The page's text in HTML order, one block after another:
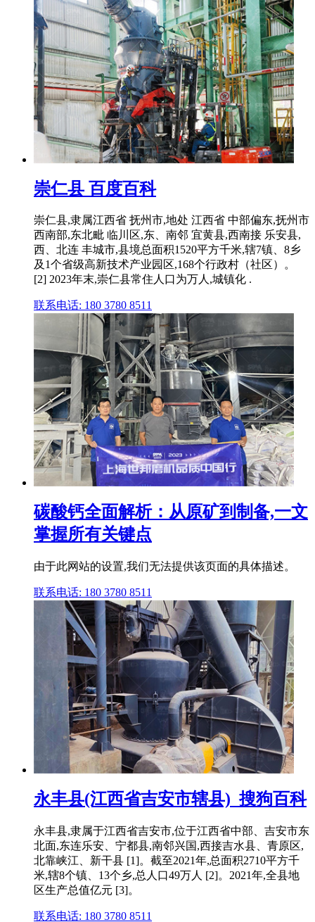
崇仁县 百度百科
崇仁县,隶属江西省 抚州市,地处 江西省 中部偏东,抚州市
西南部,东北毗 临川区,东、南邻 宜黄县,西南接 乐安县,
西、北连 丰城市,县境总面积1520平方千米,辖7镇、8乡
及1个省级高新技术产业园区,168个行政村（社区）。
[2] 2023年末,崇仁县常住人口为万人,城镇化 .
联系电话: 180 3780 8511
碳酸钙全面解析：从原矿到制备,一文
掌握所有关键点
由于此网站的设置,我们无法提供该页面的具体描述。
联系电话: 180 3780 8511
永丰县(江西省吉安市辖县)_搜狗百科
永丰县,隶属于江西省吉安市,位于江西省中部、吉安市东
北面,东连乐安、宁都县,南邻兴国,西接吉水县、青原区,
北靠峡江、新干县 [1]。截至2021年,总面积2710平方千
米,辖8个镇、13个乡,总人口49万人 [2]。2021年,全县地
区生产总值亿元 [3]。
联系电话: 180 3780 8511